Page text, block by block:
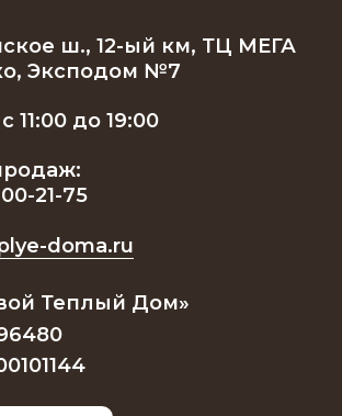
ш., 12-ый км, ТЦ МЕГА
Эксподом №7
11:00 до 19:00
21-75
doma.ru
Теплый Дом»